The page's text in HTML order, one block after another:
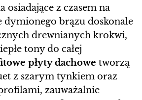
osiadające z czasem na
dymionego brązu doskonale
drewnianych krokwi,
tony do całej
płyty dachowe tworzą
z szarym tynkiem oraz
zauważalnie